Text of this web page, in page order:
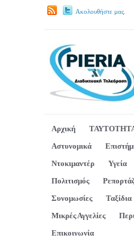
Ακολουθήστε μας.
Αρχική
Αστυνομικά
Ντοκιμαντέρ
Υγεία
Πολιτισμός
Ρεπορτάζ
Συνομωσίες
Ταξίδια
Μικρές Αγγελίες
Επικοινωνία